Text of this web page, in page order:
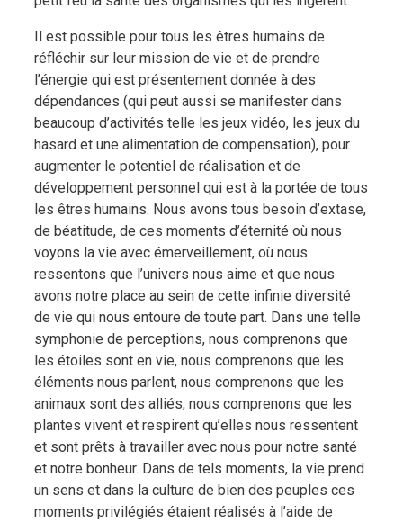
Il est possible pour tous les êtres humains de
réfléchir sur leur mission de vie et de prendre
l’énergie qui est présentement donnée à des
dépendances (qui peut aussi se manifester dans
beaucoup d’activités telle les jeux vidéo, les jeux du
hasard et une alimentation de compensation), pour
augmenter le potentiel de réalisation et de
développement personnel qui est à la portée de tous
les êtres humains. Nous avons tous besoin d’extase,
de béatitude, de ces moments d’éternité où nous
voyons la vie avec émerveillement, où nous
ressentons que l’univers nous aime et que nous
avons notre place au sein de cette infinie diversité
de vie qui nous entoure de toute part. Dans une telle
symphonie de perceptions, nous comprenons que
les étoiles sont en vie, nous comprenons que les
éléments nous parlent, nous comprenons que les
animaux sont des alliés, nous comprenons que les
plantes vivent et respirent qu’elles nous ressentent
et sont prêts à travailler avec nous pour notre santé
et notre bonheur. Dans de tels moments, la vie prend
un sens et dans la culture de bien des peuples ces
moments privilégiés étaient réalisés à l’aide de